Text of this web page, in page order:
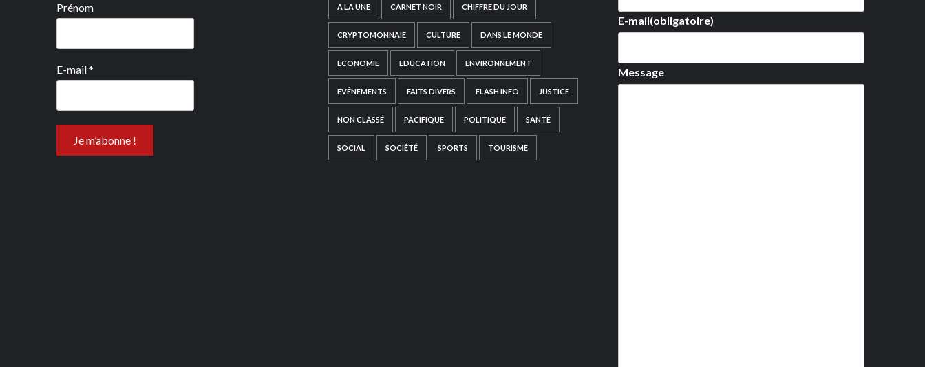
Prénom
E-mail*
A LA UNE CARNET NOIR CHIFFRE DU JOUR
CRYPTOMONNAIE CULTURE DANS LE MONDE
ECONOMIE EDUCATION ENVIRONNEMENT
EVÉNEMENTS FAITS DIVERS FLASH INFO JUSTICE
NON CLASSÉ PACIFIQUE POLITIQUE SANTÉ
SOCIAL SOCIÉTÉ SPORTS TOURISME
E-mail(obligatoire)
Message